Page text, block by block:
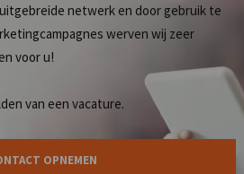
netwerk en door gebruik te
werven wij zeer
voor u!
van een vacature.
OPNEMEN